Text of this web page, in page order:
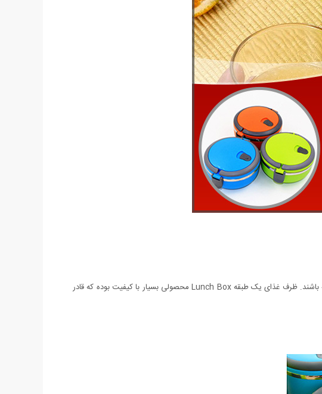
محصولی خاص و پر کاربرد برای کارمندان، دانشجویان و دانش آموزان و کلیه کسانی که غذای خودشان را باید همراه خودشان داشته باشند. ظرف غذای یک طبقه Lunch Box محصولی بسیار با کیفیت بوده که قادر